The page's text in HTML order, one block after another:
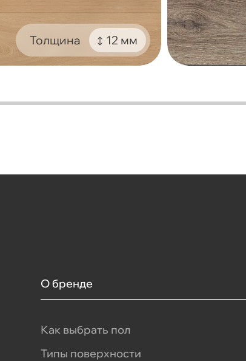
Толщина 12 мм
О бренде
Как выбрать пол
Типы поверхности